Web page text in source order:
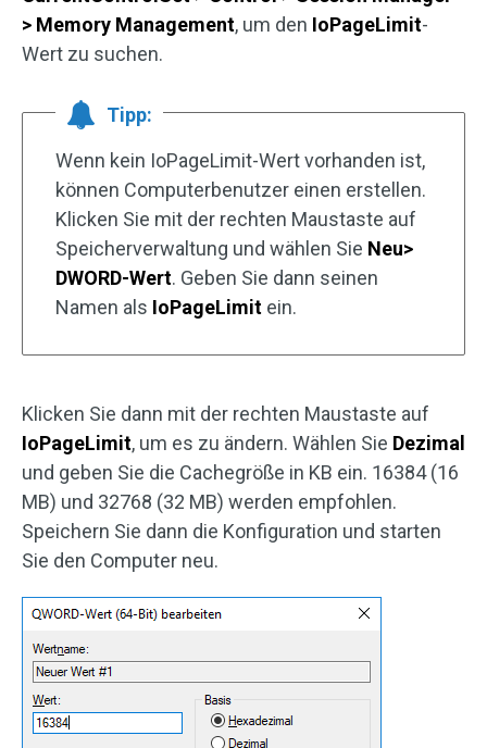
> Memory Management, um den IoPageLimit-
Wert zu suchen.
Tipp:
Wenn kein IoPageLimit-Wert vorhanden ist,
können Computerbenutzer einen erstellen.
Klicken Sie mit der rechten Maustaste auf
Speicherverwaltung und wählen Sie Neu>
DWORD-Wert. Geben Sie dann seinen
Namen als IoPageLimit ein.
Klicken Sie dann mit der rechten Maustaste auf
IoPageLimit, um es zu ändern. Wählen Sie Dezimal
und geben Sie die Cachegröße in KB ein. 16384 (16
MB) und 32768 (32 MB) werden empfohlen.
Speichern Sie dann die Konfiguration und starten
Sie den Computer neu.